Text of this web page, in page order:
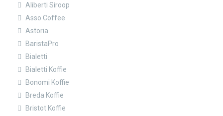
Aliberti Siroop
Asso Coffee
Astoria
BaristaPro
Bialetti
Bialetti Koffie
Bonomi Koffie
Breda Koffie
Bristot Koffie